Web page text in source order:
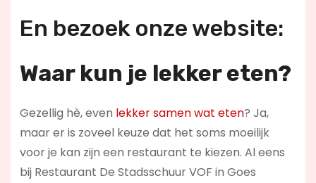
En bezoek onze website:
Waar kun je lekker eten?
Gezellig hè, even lekker samen wat eten? Ja,
maar er is zoveel keuze dat het soms moeilijk
voor je kan zijn een restaurant te kiezen. Al eens
bij Restaurant De Stadsschuur VOF in Goes